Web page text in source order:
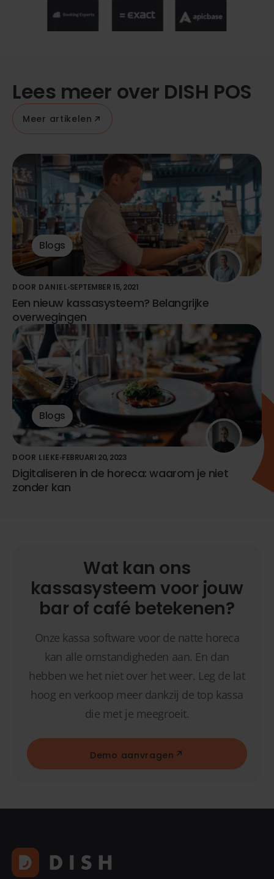
Lees meer over DISH POS
Meer artikelen
Blogs
DOOR DANIEL SEPTEMBER 15, 2021
Een nieuw kassasysteem? Belangrijke
overwegingen
Blogs
DOOR LIEKE FEBRUARI 20, 2023
Digitaliseren in de horeca: waarom je niet
zonder kan
Wat kan ons
kassasysteem voor jouw
bar of café betekenen?
Onze kassa software voor de natte horeca
kan alle omstandigheden aan. En dan
hebben we het niet over het weer. Leg de lat
hoog en verkoop meer dankzij de top kassa
die met je meegroeit.
Demo aanvragen